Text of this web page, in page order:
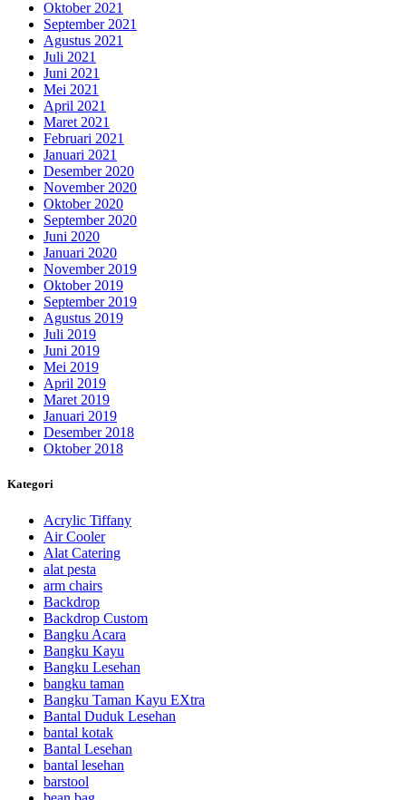
Oktober 2021
September 2021
Agustus 2021
Juli 2021
Juni 2021
Mei 2021
April 2021
Maret 2021
Februari 2021
Januari 2021
Desember 2020
November 2020
Oktober 2020
September 2020
Juni 2020
Januari 2020
November 2019
Oktober 2019
September 2019
Agustus 2019
Juli 2019
Juni 2019
Mei 2019
April 2019
Maret 2019
Januari 2019
Desember 2018
Oktober 2018
Kategori
Acrylic Tiffany
Air Cooler
Alat Catering
alat pesta
arm chairs
Backdrop
Backdrop Custom
Bangku Acara
Bangku Kayu
Bangku Lesehan
bangku taman
Bangku Taman Kayu EXtra
Bantal Duduk Lesehan
bantal kotak
Bantal Lesehan
bantal lesehan
barstool